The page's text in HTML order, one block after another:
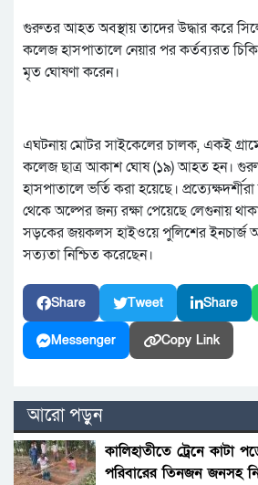
গুরুতর আহত অবস্থায় তাদের উদ্ধার করে
কলেজ হাসপাতালে নেয়ার পর কর্তব্যরত
মৃত ঘোষণা করেন।
এঘটনায় মোটর সাইকেলের চালক, একই
কলেজ ছাত্র আকাশ ঘোষ (১৯) আহত হন।
হাসপাতালে ভর্তি করা হয়েছে।
থেকে অল্পের জন্য রক্ষা পেয়েছে লেগুনায়
সড়কের জয়কলস হাইওয়ে পুলিশের ইনচার্জ
সত্যতা নিশ্চিত করেছেন।
Share Tweet Share
Messenger Copy Link
আরো পড়ুন
কালিহাতীতে ট্রেনে কাটা
পরিবারের তিনজন জনসহ